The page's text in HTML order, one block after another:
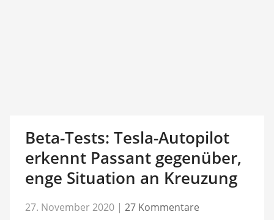
Beta-Tests: Tesla-Autopilot
erkennt Passant gegenüber,
enge Situation an Kreuzung
27. November 2020 | 27 Kommentare